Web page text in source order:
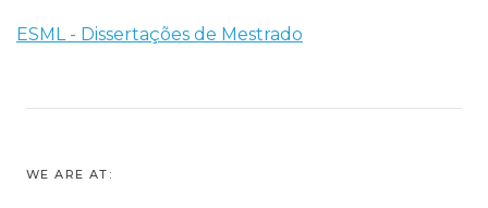
ESML - Dissertações de Mestrado
WE ARE AT: